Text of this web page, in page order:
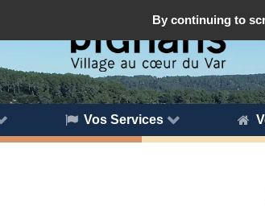
Vos Services
By continuing to